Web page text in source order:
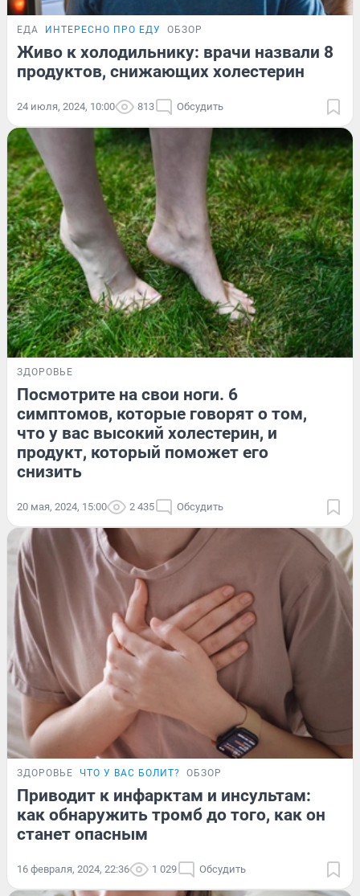
ЕДА ИНТЕРЕСНО ПРО ЕДУ ОБЗОР
Живо к холодильнику: врачи назвали 8
продуктов, снижающих холестерин
24 июля, 2024, 10:00 813 Обсудить
ЗДОРОВЬЕ
Посмотрите на свои ноги. 6
симптомов, которые говорят о том,
что у вас высокий холестерин, и
продукт, который поможет его
снизить
20 мая, 2024, 15:00 2 435 Обсудить
ЗДОРОВЬЕ ЧТО У ВАС БОЛИТ? ОБЗОР
Приводит к инфарктам и инсультам:
как обнаружить тромб до того, как он
станет опасным
16 февраля, 2024, 22:36 1 029 Обсудить